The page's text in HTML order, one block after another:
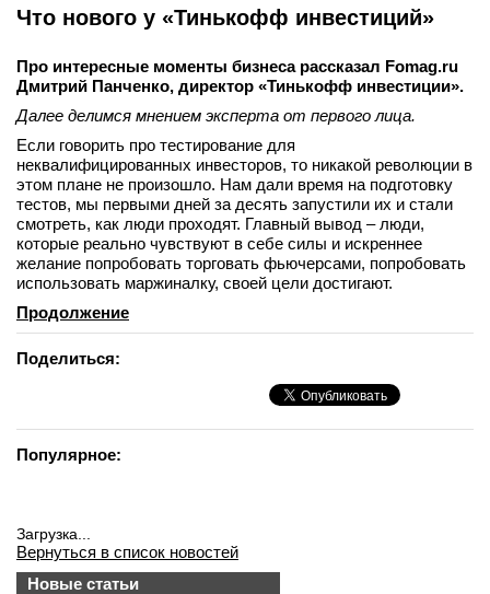
Что нового у «Тинькофф инвестиций»
Про интересные моменты бизнеса рассказал Fomag.ru
Дмитрий Панченко, директор «Тинькофф инвестиции».
Далее делимся мнением эксперта от первого лица.
Если говорить про тестирование для
неквалифицированных инвесторов, то никакой революции в
этом плане не произошло. Нам дали время на подготовку
тестов, мы первыми дней за десять запустили их и стали
смотреть, как люди проходят. Главный вывод – люди,
которые реально чувствуют в себе силы и искреннее
желание попробовать торговать фьючерсами, попробовать
использовать маржиналку, своей цели достигают.
Продолжение
Поделиться:
Популярное:
Загрузка...
Вернуться в список новостей
Новые статьи